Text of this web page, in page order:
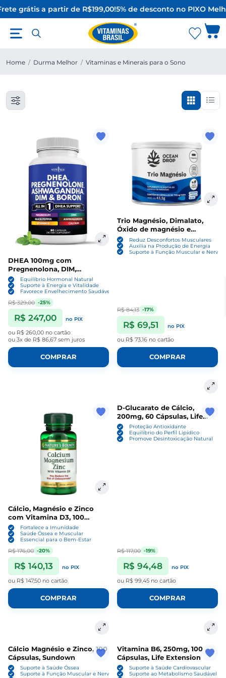
grátis a partir de R$199,00!5% de desconto no PIXO
Home / Durma Melhor / Vitaminas e Minerais para o Sono
DHEA 100mg com
Pregnenolona, DIM,
Ashwagandha, Boro, Cálcio,
Magnésio e Zinco, 60
Cápsulas, New Age
Equilíbrio Hormonal Natural
Suporte à Energia e Vitalidade
Favorece Envelhecimento Saudável
R$ 329,00 -25%
R$ 247,00 no PIX
ou R$ 260,00 no cartão
ou 3x de R$ 86,67 sem juros
COMPRAR
Trio Magnésio, Dimalato,
Óxido de magnésio e
Bisglicinato, 60 Cápsulas,
Ocean Drop
Reduz Desconfortos Musculares
Auxilia na Produção de Energia
Suporte à Função Muscular e Nervosa
R$ 84,13 -17%
R$ 69,51 no PIX
ou R$ 73,16 no cartão
COMPRAR
Cálcio, Magnésio e Zinco
com Vitamina D3, 100
Comprimidos, Nature's
Bounty
Fortalece a Imunidade
Saúde Óssea e Muscular
Essencial para o Bem-Estar
R$ 176,00 -20%
R$ 140,13 no PIX
ou R$ 147,50 no cartão
COMPRAR
D-Glucarato de Cálcio,
200mg, 60 Cápsulas, Life
Extension
Proteção Antioxidante
Equilíbrio do Perfil Lipídico
Promove Desintoxicação Natural
R$ 117,00 -19%
R$ 94,48 no PIX
ou R$ 99,45 no cartão
COMPRAR
Cálcio Magnésio e Zinco, 100
Cápsulas, Sundown
Suporte à Saúde Óssea
Suporte à Função Muscular e Nervosa
Vitamina B6, 250mg, 100
Cápsulas, Life Extension
Suporte à Saúde Cardiovascular
Suporte ao Metabolismo Saudável